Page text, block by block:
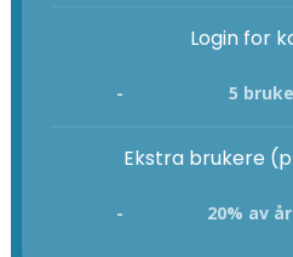
Login for
- 5
Ekstra brukere
- 20% av